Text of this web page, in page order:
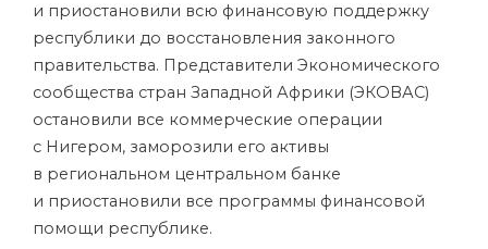
и приостановили всю финансовую поддержку
республики до восстановления законного
правительства. Представители Экономического
сообщества стран Западной Африки (ЭКОВАС)
остановили все коммерческие операции
с Нигером, заморозили его активы
в региональном центральном банке
и приостановили все программы финансовой
помощи республике.